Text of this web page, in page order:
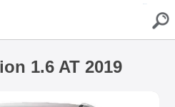
1.6 AT 2019